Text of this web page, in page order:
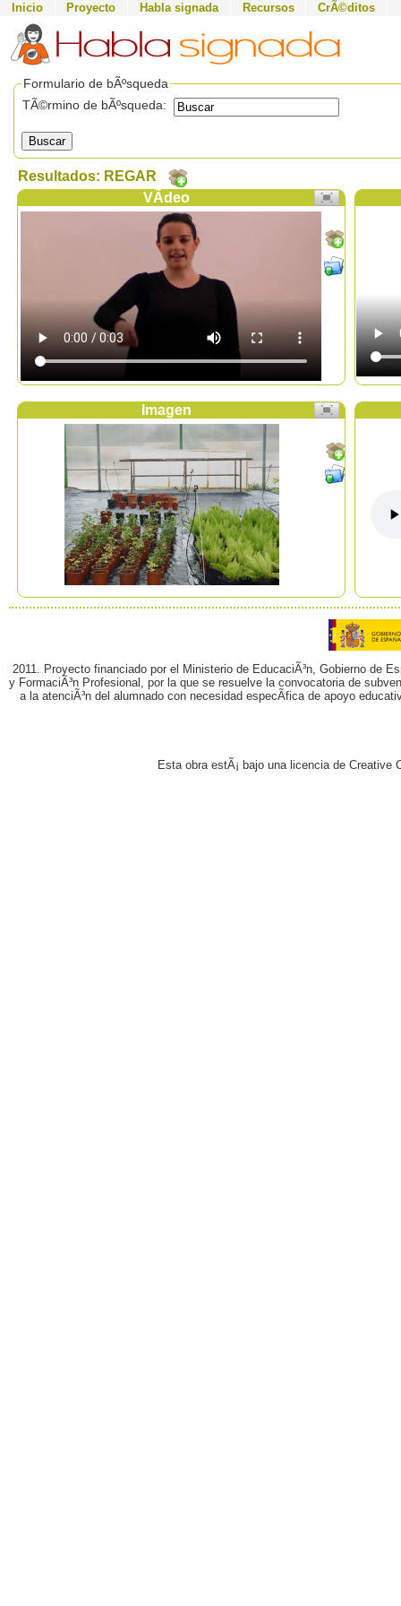
Inicio Proyecto Habla signada Recursos CrÃ©ditos
Formulario de bÃºsqueda
TÃ©rmino de bÃºsqueda:
Buscar
Resultados: REGAR
VÃ­deo
Imagen
2011. Proyecto financiado por el Ministerio de EducaciÃ³n, Gobierno de
y FormaciÃ³n Profesional, por la que se resuelve la convocatoria de
a la atenciÃ³n del alumnado con necesidad especÃ­fica de apoyo
Esta obra estÃ¡ bajo una licencia de Creative